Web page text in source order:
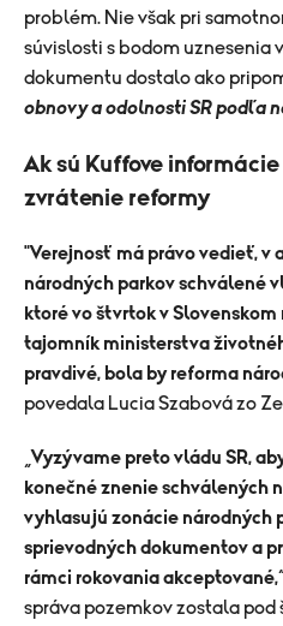
problém. Nie však pri
súvislosti s bodom uznesenia
dokumentu dostalo ako
obnovy a odolnosti SR podľa
Ak sú Kuffove
zvrátenie reformy
"Verejnosť má právo vedieť, v
národných parkov schválené
ktoré vo štvrtok v
tajomník ministerstva
pravdivé, bola by reforma
povedala Lucia Szabová zo
„Vyzývame preto vládu SR,
konečné znenie schválených
vyhlasujú zonácie národných
sprievodných dokumentov a
rámci rokovania akceptované,
správa pozemkov zostala pod